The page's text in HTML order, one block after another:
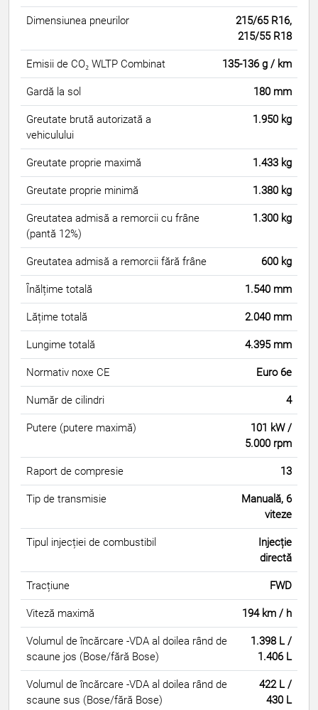
Dimensiunea pneurilor
215/65 R16,
215/55 R18
Emisii de CO₂ WLTP Combinat 135-136 g / km
Gardă la sol 180 mm
Greutate brută autorizată a
vehiculului
1.950 kg
Greutate proprie maximă 1.433 kg
Greutate proprie minimă 1.380 kg
Greutatea admisă a remorcii cu frâne
(pantă 12%)
1.300 kg
Greutatea admisă a remorcii fără frâne 600 kg
Înălțime totală 1.540 mm
Lățime totală 2.040 mm
Lungime totală 4.395 mm
Normativ noxe CE Euro 6e
Număr de cilindri 4
Putere (putere maximă)
101 kW /
5.000 rpm
Raport de compresie 13
Tip de transmisie
Manuală, 6
viteze
Tipul injecției de combustibil
Injecție
directă
Tracțiune FWD
Viteză maximă 194 km / h
Volumul de încărcare -VDA al doilea rând de
scaune jos (Bose/fără Bose)
1.398 L /
1.406 L
Volumul de încărcare -VDA al doilea rând de
scaune sus (Bose/fără Bose)
422 L /
430 L